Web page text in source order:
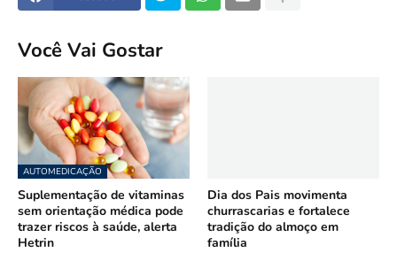
Você Vai Gostar
AUTOMEDICAÇÃO
Suplementação de vitaminas
sem orientação médica pode
trazer riscos à saúde, alerta
Hetrin
Dia dos Pais movimenta
churrascarias e fortalece
tradição do almoço em
família